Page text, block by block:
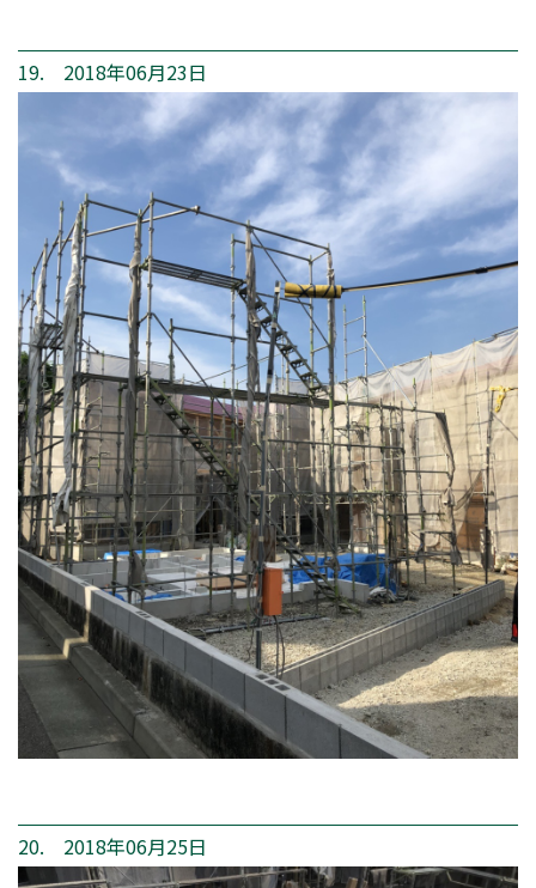
19. 2018年06月23日
20. 2018年06月25日